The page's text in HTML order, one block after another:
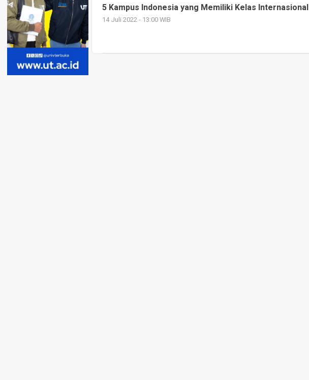
5 Kampus Indonesia yang Memiliki Kelas Internasional
14 Juli 2022 - 13:00 WIB